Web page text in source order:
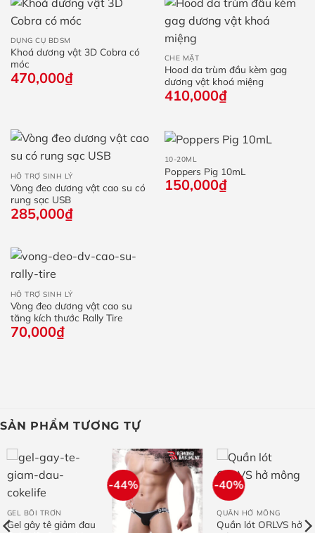
DỤNG CỤ BDSM
Khoá dương vật 3D Cobra có
móc
470,000₫
CHE MẶT
Hood da trùm đầu kèm gag
dương vật khoá miệng
410,000₫
HỖ TRỢ SINH LÝ
Vòng đeo dương vật cao su có
rung sạc USB
285,000₫
10-20ML
Poppers Pig 10mL
150,000₫
HỖ TRỢ SINH LÝ
Vòng đeo dương vật cao su
tăng kích thước Rally Tire
70,000₫
SẢN PHẨM TƯƠNG TỰ
GEL BÔI TRƠN
Gel gây tê giảm đau
-44% -40%
QUẦN HỞ MÔNG
Quần lót ORLVS hở